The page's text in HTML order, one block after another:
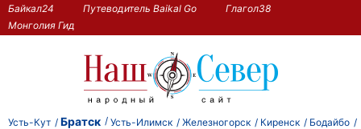
Байкал24 Путеводитель Baikal Go
Глагол38
Монголия Гид
Усть-Кут Братск Усть-Илимск Железногорск Киренск
Бодайбо